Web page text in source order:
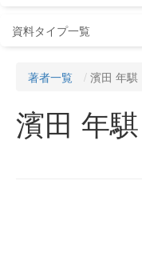
資料タイプ一覧
著者一覧 濱田 年騏
濱田 年騏